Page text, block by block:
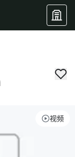
视频